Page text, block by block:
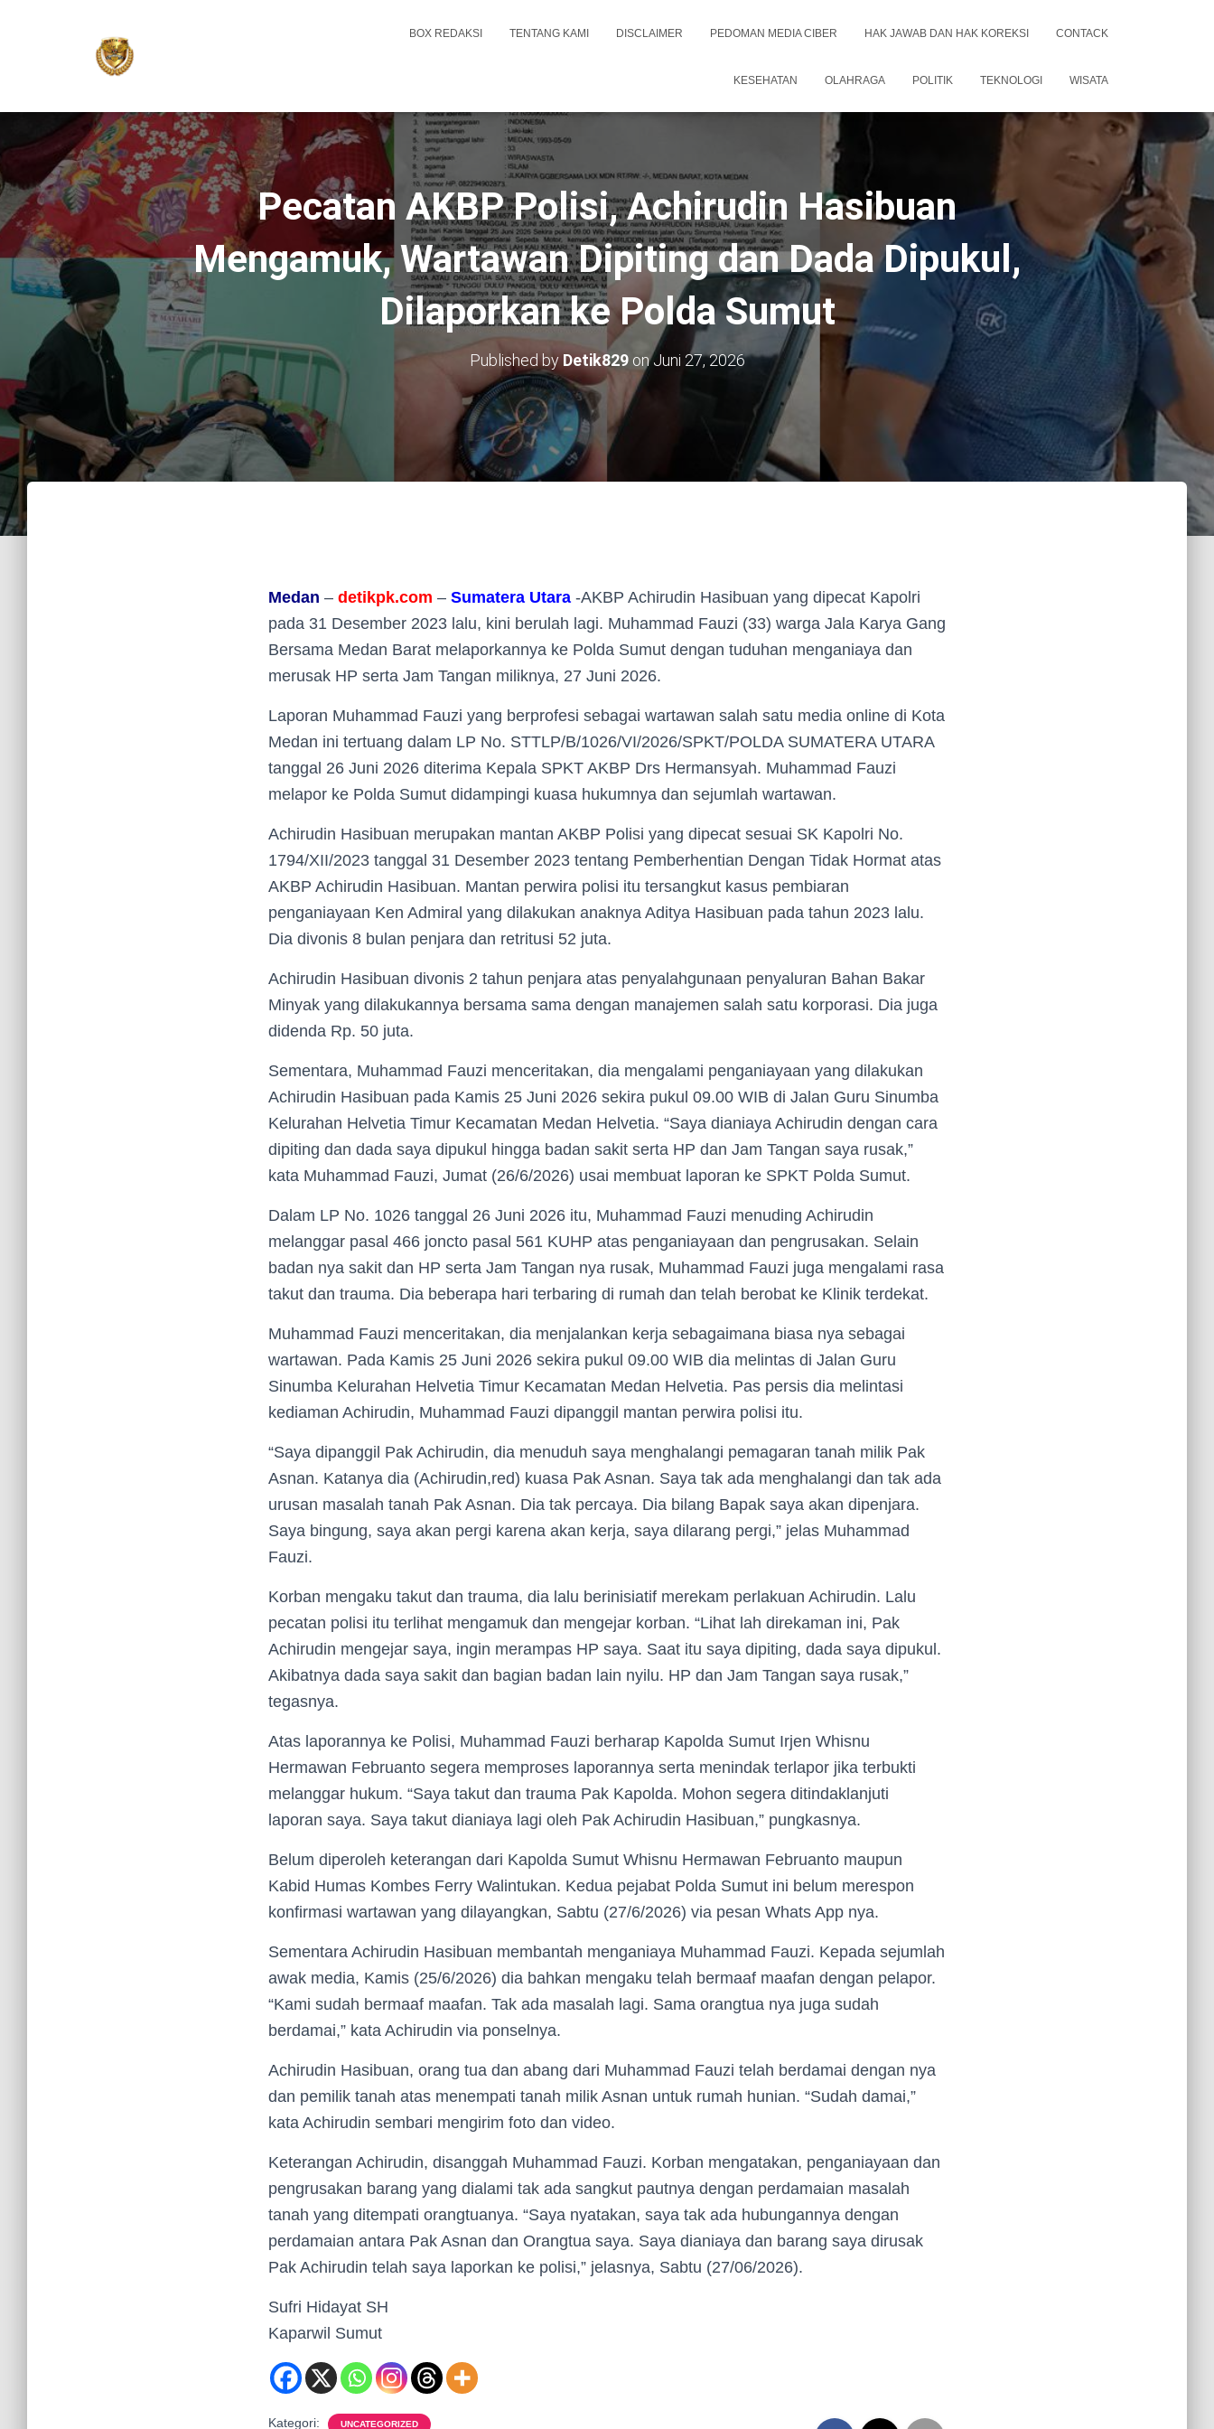
BOX REDAKSI TENTANG KAMI DISCLAIMER PEDOMAN MEDIA CIBER HAK JAWAB DAN HAK KOREKSI CONTACK
KESEHATAN OLAHRAGA POLITIK TEKNOLOGI WISATA
Pecatan AKBP Polisi, Achirudin Hasibuan
Mengamuk, Wartawan Dipiting dan Dada Dipukul,
Dilaporkan ke Polda Sumut
Published by Detik829onJuni 27, 2026
Medan – detikpk.com – Sumatera Utara -AKBP Achirudin Hasibuan yang dipecat Kapolri
pada 31 Desember 2023 lalu, kini berulah lagi. Muhammad Fauzi (33) warga Jala Karya Gang
Bersama Medan Barat melaporkannya ke Polda Sumut dengan tuduhan menganiaya dan
merusak HP serta Jam Tangan miliknya, 27 Juni 2026.
Laporan Muhammad Fauzi yang berprofesi sebagai wartawan salah satu media online di Kota
Medan ini tertuang dalam LP No. STTLP/B/1026/VI/2026/SPKT/POLDA SUMATERA UTARA
tanggal 26 Juni 2026 diterima Kepala SPKT AKBP Drs Hermansyah. Muhammad Fauzi
melapor ke Polda Sumut didampingi kuasa hukumnya dan sejumlah wartawan.
Achirudin Hasibuan merupakan mantan AKBP Polisi yang dipecat sesuai SK Kapolri No.
1794/XII/2023 tanggal 31 Desember 2023 tentang Pemberhentian Dengan Tidak Hormat atas
AKBP Achirudin Hasibuan. Mantan perwira polisi itu tersangkut kasus pembiaran
penganiayaan Ken Admiral yang dilakukan anaknya Aditya Hasibuan pada tahun 2023 lalu.
Dia divonis 8 bulan penjara dan retritusi 52 juta.
Achirudin Hasibuan divonis 2 tahun penjara atas penyalahgunaan penyaluran Bahan Bakar
Minyak yang dilakukannya bersama sama dengan manajemen salah satu korporasi. Dia juga
didenda Rp. 50 juta.
Sementara, Muhammad Fauzi menceritakan, dia mengalami penganiayaan yang dilakukan
Achirudin Hasibuan pada Kamis 25 Juni 2026 sekira pukul 09.00 WIB di Jalan Guru Sinumba
Kelurahan Helvetia Timur Kecamatan Medan Helvetia. “Saya dianiaya Achirudin dengan cara
dipiting dan dada saya dipukul hingga badan sakit serta HP dan Jam Tangan saya rusak,”
kata Muhammad Fauzi, Jumat (26/6/2026) usai membuat laporan ke SPKT Polda Sumut.
Dalam LP No. 1026 tanggal 26 Juni 2026 itu, Muhammad Fauzi menuding Achirudin
melanggar pasal 466 joncto pasal 561 KUHP atas penganiayaan dan pengrusakan. Selain
badan nya sakit dan HP serta Jam Tangan nya rusak, Muhammad Fauzi juga mengalami rasa
takut dan trauma. Dia beberapa hari terbaring di rumah dan telah berobat ke Klinik terdekat.
Muhammad Fauzi menceritakan, dia menjalankan kerja sebagaimana biasa nya sebagai
wartawan. Pada Kamis 25 Juni 2026 sekira pukul 09.00 WIB dia melintas di Jalan Guru
Sinumba Kelurahan Helvetia Timur Kecamatan Medan Helvetia. Pas persis dia melintasi
kediaman Achirudin, Muhammad Fauzi dipanggil mantan perwira polisi itu.
“Saya dipanggil Pak Achirudin, dia menuduh saya menghalangi pemagaran tanah milik Pak
Asnan. Katanya dia (Achirudin,red) kuasa Pak Asnan. Saya tak ada menghalangi dan tak ada
urusan masalah tanah Pak Asnan. Dia tak percaya. Dia bilang Bapak saya akan dipenjara.
Saya bingung, saya akan pergi karena akan kerja, saya dilarang pergi,” jelas Muhammad
Fauzi.
Korban mengaku takut dan trauma, dia lalu berinisiatif merekam perlakuan Achirudin. Lalu
pecatan polisi itu terlihat mengamuk dan mengejar korban. “Lihat lah direkaman ini, Pak
Achirudin mengejar saya, ingin merampas HP saya. Saat itu saya dipiting, dada saya dipukul.
Akibatnya dada saya sakit dan bagian badan lain nyilu. HP dan Jam Tangan saya rusak,”
tegasnya.
Atas laporannya ke Polisi, Muhammad Fauzi berharap Kapolda Sumut Irjen Whisnu
Hermawan Februanto segera memproses laporannya serta menindak terlapor jika terbukti
melanggar hukum. “Saya takut dan trauma Pak Kapolda. Mohon segera ditindaklanjuti
laporan saya. Saya takut dianiaya lagi oleh Pak Achirudin Hasibuan,” pungkasnya.
Belum diperoleh keterangan dari Kapolda Sumut Whisnu Hermawan Februanto maupun
Kabid Humas Kombes Ferry Walintukan. Kedua pejabat Polda Sumut ini belum merespon
konfirmasi wartawan yang dilayangkan, Sabtu (27/6/2026) via pesan Whats App nya.
Sementara Achirudin Hasibuan membantah menganiaya Muhammad Fauzi. Kepada sejumlah
awak media, Kamis (25/6/2026) dia bahkan mengaku telah bermaaf maafan dengan pelapor.
“Kami sudah bermaaf maafan. Tak ada masalah lagi. Sama orangtua nya juga sudah
berdamai,” kata Achirudin via ponselnya.
Achirudin Hasibuan, orang tua dan abang dari Muhammad Fauzi telah berdamai dengan nya
dan pemilik tanah atas menempati tanah milik Asnan untuk rumah hunian. “Sudah damai,”
kata Achirudin sembari mengirim foto dan video.
Keterangan Achirudin, disanggah Muhammad Fauzi. Korban mengatakan, penganiayaan dan
pengrusakan barang yang dialami tak ada sangkut pautnya dengan perdamaian masalah
tanah yang ditempati orangtuanya. “Saya nyatakan, saya tak ada hubungannya dengan
perdamaian antara Pak Asnan dan Orangtua saya. Saya dianiaya dan barang saya dirusak
Pak Achirudin telah saya laporkan ke polisi,” jelasnya, Sabtu (27/06/2026).
Sufri Hidayat SH
Kaparwil Sumut
Kategori: UNCATEGORIZED